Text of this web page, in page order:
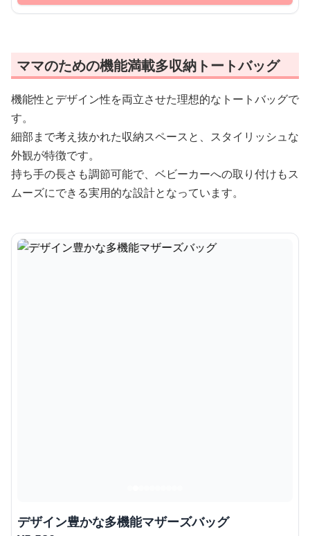
ママのための機能満載多収納トートバッグ
機能性とデザイン性を両立させた理想的なトートバッグで
す。
細部まで考え抜かれた収納スペースと、スタイリッシュな
外観が特徴です。
持ち手の長さも調節可能で、ベビーカーへの取り付けもス
ムーズにできる実用的な設計となっています。
デザイン豊かな多機能マザーズバッグ